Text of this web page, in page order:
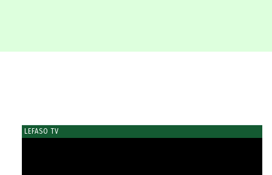
LEFASO TV